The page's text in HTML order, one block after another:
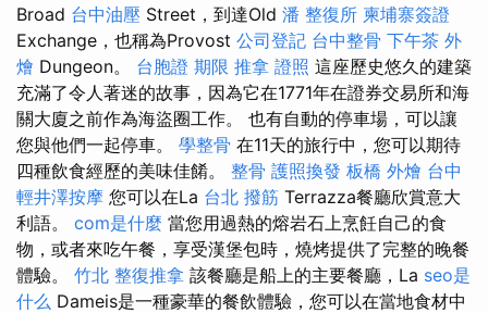
Broad 台中油壓 Street，到達Old 潘 整復所 柬埔寨簽證
Exchange，也稱為Provost 公司登記 台中整骨 下午茶 外
燴 Dungeon。 台胞證 期限 推拿 證照 這座歷史悠久的建築
充滿了令人著迷的故事，因為它在1771年在證券交易所和海
關大廈之前作為海盜圈工作。 也有自動的停車場，可以讓
您與他們一起停車。 學整骨 在11天的旅行中，您可以期待
四種飲食經歷的美味佳餚。 整骨 護照換發 板橋 外燴 台中
輕井澤按摩 您可以在La 台北 撥筋 Terrazza餐廳欣賞意大
利語。 com是什麼 當您用過熱的熔岩石上烹飪自己的食
物，或者來吃午餐，享受漢堡包時，燒烤提供了完整的晚餐
體驗。 竹北 整復推拿 該餐廳是船上的主要餐廳，La seo是
什么 Dameis是一種豪華的餐飲體驗，您可以在當地食材中